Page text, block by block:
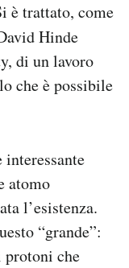
è trattato, come
Hinde
di un lavoro
che è possibile
atomo
l’esistenza.
“grande”:
protoni che